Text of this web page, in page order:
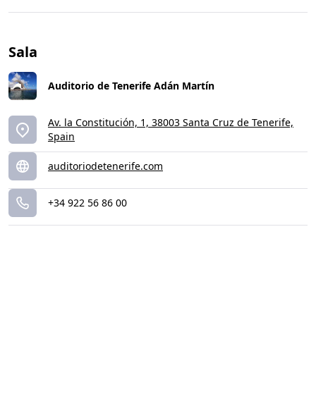
Sala
Auditorio de Tenerife Adán Martín
Av. la Constitución, 1, 38003 Santa Cruz de Tenerife,
Spain
auditoriodetenerife.com
+34 922 56 86 00